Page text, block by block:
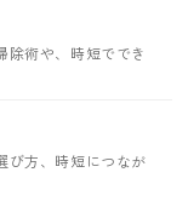
除術や、時短ででき
び方、時短につなが